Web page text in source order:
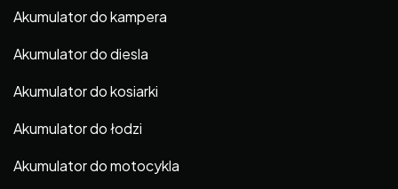
Akumulator do kampera
Akumulator do diesla
Akumulator do kosiarki
Akumulator do łodzi
Akumulator do motocykla